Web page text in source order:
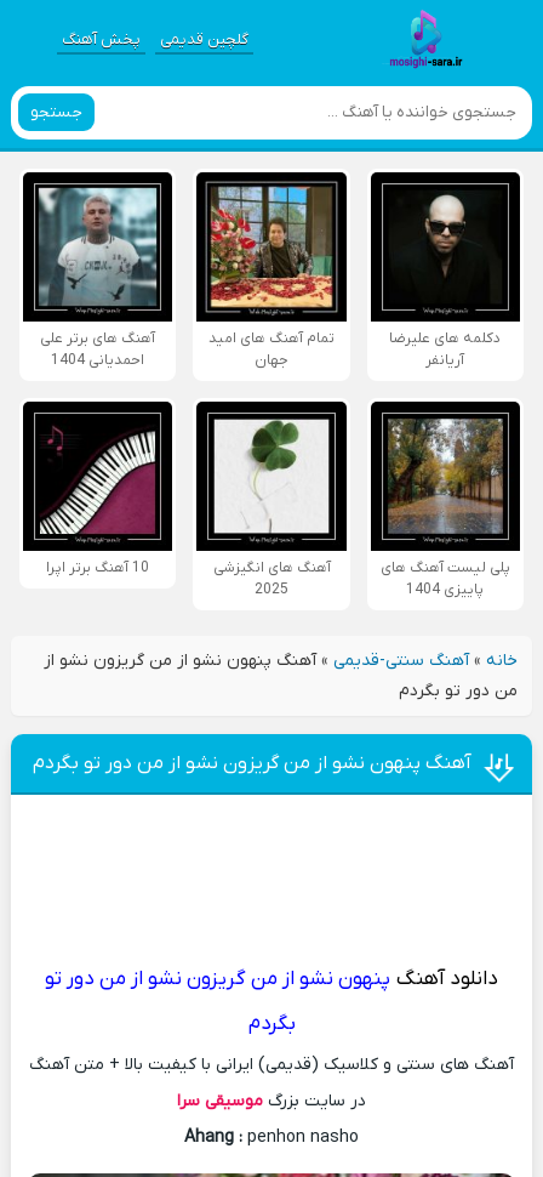
گلچین قدیمی پخش آهنگ
جستجو
دکلمه های علیرضا
آریانفر
تمام آهنگ های امید
جهان
آهنگ های برتر علی
احمدیانی 1404
پلی لیست آهنگ های
پاییزی 1404
آهنگ های انگیزشی
2025
10 آهنگ برتر اپرا
خانه»آهنگ سنتی-قدیمی»آهنگ پنهون نشو از من گریزون نشو از
من دور تو بگردم
آهنگ پنهون نشو از من گریزون نشو از من دور تو بگردم
دانلود آهنگ پنهون نشو از من گریزون نشو از من دور تو
بگردم
آهنگ های سنتی و کلاسیک (قدیمی) ایرانی با کیفیت بالا + متن آهنگ
در سایت بزرگ موسیقی سرا
Ahang : penhon nasho